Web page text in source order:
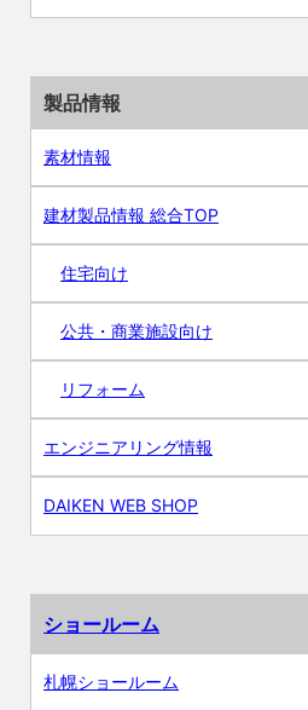
製品情報
素材情報
建材製品情報 総合TOP
住宅向け
公共・商業施設向け
リフォーム
エンジニアリング情報
DAIKEN WEB SHOP
ショールーム
札幌ショールーム